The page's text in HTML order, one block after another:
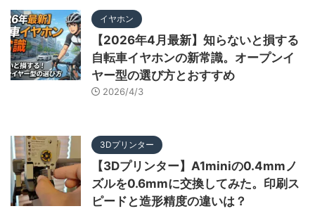
イヤホン
【2026年4月最新】知らないと損する
自転車イヤホンの新常識。オープンイ
ヤー型の選び方とおすすめ
2026/4/3
3Dプリンター
【3Dプリンター】A1miniの0.4mmノ
ズルを0.6mmに交換してみた。印刷ス
ピードと造形精度の違いは？